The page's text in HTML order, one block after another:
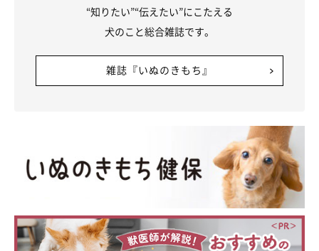
“知りたい”“伝えたい”にこたえる
犬のこと総合雑誌です。
雑誌『いぬのきもち』